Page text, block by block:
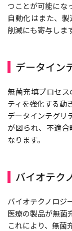
つことが可能にな
自動化はまた、
削減にも寄与しま
データイン
無菌充填プロセ
ティを強化する動
データインテグリ
が図られ、不適
なります。
バイオテク
バイオテクノロジ
医療の製品が無菌
これにより、無菌